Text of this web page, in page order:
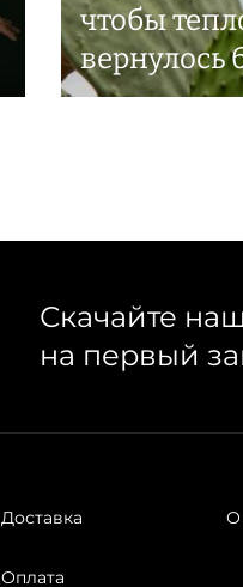
чтобы
вернулось
Скачайте
на первый
Доставка
Оплата
О